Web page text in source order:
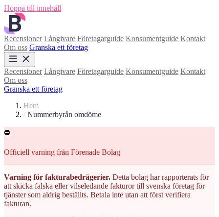
Hoppa till innehåll
Recensioner Långivare Företagarguide Konsumentguide Kontakt
Om oss Granska ett företag
Recensioner Långivare Företagarguide Konsumentguide Kontakt
Om oss
Granska ett företag
Hem
/ Nummerbyrån omdöme
⛔
Officiell varning från Förenade Bolag
Varning för fakturabedrägerier. Detta bolag har rapporterats för
att skicka falska eller vilseledande fakturor till svenska företag för
tjänster som aldrig beställts. Betala inte utan att först verifiera
fakturan.